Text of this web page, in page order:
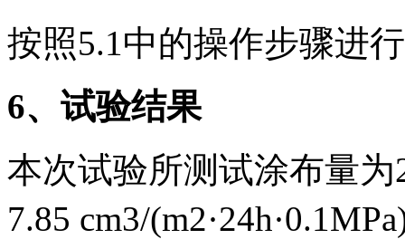
按照5.1中的操作步骤进
6、试验结果
本次试验所测试涂布量
7.85 cm3/